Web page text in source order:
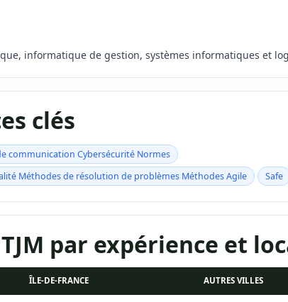
informatique de gestion, systèmes informatiques et
clés
communication Cybersécurité Normes
Méthodes de résolution de problèmes Méthodes Agile
Safe
par expérience et
ÎLE-DE-FRANCE AUTRES VILLES